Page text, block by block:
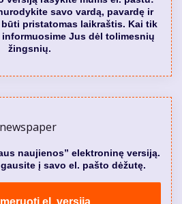
savo vardą, pavardę ir
pristatomas laikraštis. Kai tik
Jus dėl tolimesnių
žingsnių.
naujienos” elektroninę versiją.
į savo el. pašto dėžutę.
el. versiją